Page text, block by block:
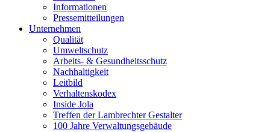
Informationen
Pressemitteilungen
Unternehmen
Qualität
Umweltschutz
Arbeits- & Gesundheitsschutz
Nachhaltigkeit
Leitbild
Verhaltenskodex
Inside Jola
Treffen der Lambrechter Gestalter
100 Jahre Verwaltungsgebäude